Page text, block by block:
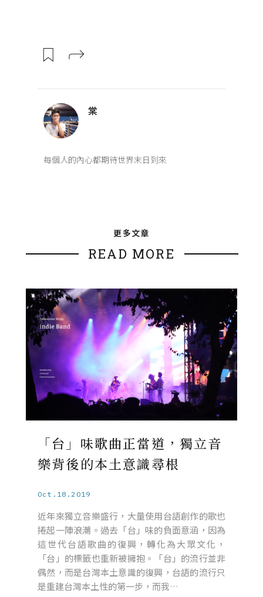
棠
每個人的內心都期待世界末日到來
更多文章
READ MORE
「台」味歌曲正當道，獨立音
樂背後的本土意識尋根
Oct.18.2019
近年來獨立音樂盛行，大量使用台語創作的歌也
捲起一陣浪潮。過去「台」味的負面意涵，因為
這世代台語歌曲的復興，轉化為大眾文化，
「台」的標籤也重新被擁抱。「台」的流行並非
偶然，而是台灣本土意識的復興，台語的流行只
是重建台灣本土性的第一步，而我…